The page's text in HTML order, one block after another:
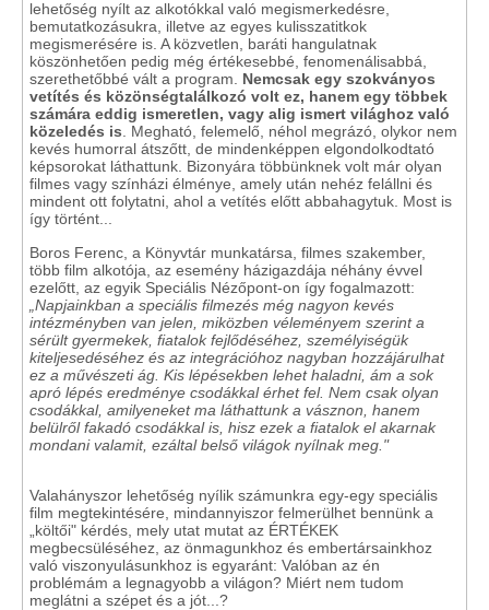
lehetőség nyílt az alkotókkal való megismerkedésre,
bemutatkozásukra, illetve az egyes kulisszatitkok
megismerésére is. A közvetlen, baráti hangulatnak
köszönhetően pedig még értékesebbé, fenomenálisabbá,
szerethetőbbé vált a program. Nemcsak egy szokványos
vetítés és közönségtalálkozó volt ez, hanem egy többek
számára eddig ismeretlen, vagy alig ismert világhoz való
közeledés is . Megható, felemelő, néhol megrázó, olykor nem
kevés humorral átszőtt, de mindenképpen elgondolkodtató
képsorokat láthattunk. Bizonyára többünknek volt már olyan
filmes vagy színházi élménye, amely után nehéz felállni és
mindent ott folytatni, ahol a vetítés előtt abbahagytuk. Most is
így történt...
Boros Ferenc, a Könyvtár munkatársa, filmes szakember,
több film alkotója, az esemény házigazdája néhány évvel
ezelőtt, az egyik Speciális Nézőpont-on így fogalmazott:
„Napjainkban a speciális filmezés még nagyon kevés
intézményben van jelen, miközben véleményem szerint a
sérült gyermekek, fiatalok fejlődéséhez, személyiségük
kiteljesedéséhez és az integrációhoz nagyban hozzájárulhat
ez a művészeti ág. Kis lépésekben lehet haladni, ám a sok
apró lépés eredménye csodákkal érhet fel. Nem csak olyan
csodákkal, amilyeneket ma láthattunk a vásznon, hanem
belülről fakadó csodákkal is, hisz ezek a fiatalok el akarnak
mondani valamit, ezáltal belső világok nyílnak meg."
Valahányszor lehetőség nyílik számunkra egy-egy speciális
film megtekintésére, mindannyiszor felmerülhet bennünk a
„költői" kérdés, mely utat mutat az ÉRTÉKEK
megbecsüléséhez, az önmagunkhoz és embertársainkhoz
való viszonyulásunkhoz is egyaránt: Valóban az én
problémám a legnagyobb a világon? Miért nem tudom
meglátni a szépet és a jót...?